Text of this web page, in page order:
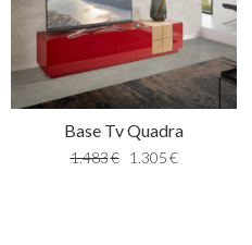
Base Tv Quadra
1.483€ 1.305€